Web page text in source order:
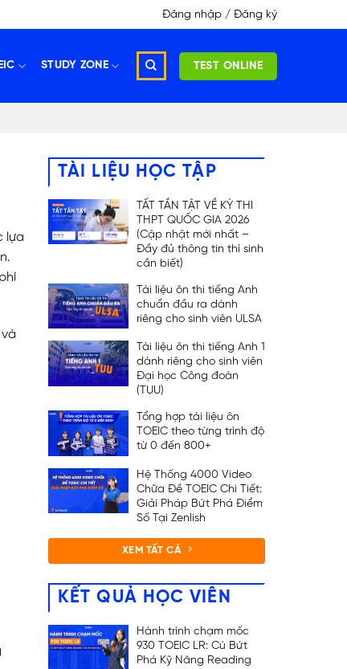
Đăng nhập / Đăng ký
STUDY ZONE TEST ONLINE
lựa
TÀI LIỆU HỌC TẬP
TẤT TẦN TẬT VỀ KỲ THI
THPT QUỐC GIA 2026
(Cập nhật mới nhất –
Đầy đủ thông tin thí sinh
cần biết)
Tài liệu ôn thi tiếng Anh
chuẩn đầu ra dành
riêng cho sinh viên ULSA
Tài liệu ôn thi tiếng Anh 1
dành riêng cho sinh viên
Đại học Công đoàn
(TUU)
Tổng hợp tài liệu ôn
TOEIC theo từng trình độ
từ 0 đến 800+
Hệ Thống 4000 Video
Chữa Đề TOEIC Chi Tiết:
Giải Pháp Bứt Phá Điểm
Số Tại Zenlish
XEM TẤT CẢ
KẾT QUẢ HỌC VIÊN
Hành trình chạm mốc
930 TOEIC LR: Cú Bứt
Phá Kỹ Năng Reading